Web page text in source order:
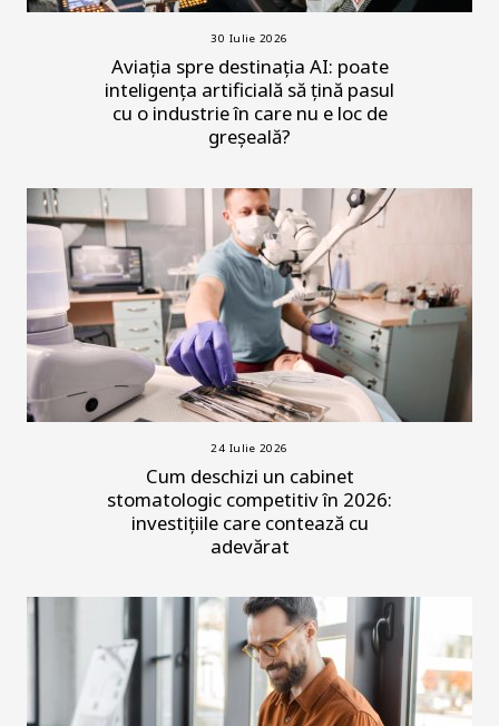
30 Iulie 2026
Aviația spre destinația AI: poate
inteligența artificială să țină pasul
cu o industrie în care nu e loc de
greșeală?
24 Iulie 2026
Cum deschizi un cabinet
stomatologic competitiv în 2026:
investițiile care contează cu
adevărat